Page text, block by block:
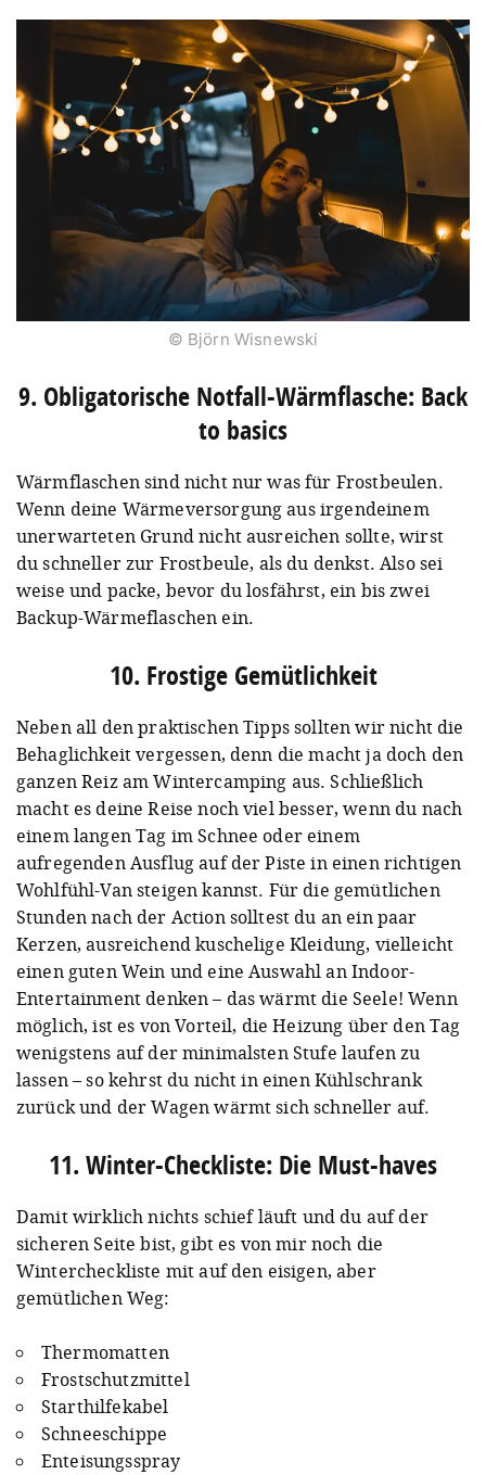
© Björn Wisnewski
9. Obligatorische Notfall-Wärmflasche: Back
to basics
Wärmflaschen sind nicht nur was für Frostbeulen.
Wenn deine Wärmeversorgung aus irgendeinem
unerwarteten Grund nicht ausreichen sollte, wirst
du schneller zur Frostbeule, als du denkst. Also sei
weise und packe, bevor du losfährst, ein bis zwei
Backup-Wärmeflaschen ein.
10. Frostige Gemütlichkeit
Neben all den praktischen Tipps sollten wir nicht die
Behaglichkeit vergessen, denn die macht ja doch den
ganzen Reiz am Wintercamping aus. Schließlich
macht es deine Reise noch viel besser, wenn du nach
einem langen Tag im Schnee oder einem
aufregenden Ausflug auf der Piste in einen richtigen
Wohlfühl-Van steigen kannst. Für die gemütlichen
Stunden nach der Action solltest du an ein paar
Kerzen, ausreichend kuschelige Kleidung, vielleicht
einen guten Wein und eine Auswahl an Indoor-
Entertainment denken – das wärmt die Seele! Wenn
möglich, ist es von Vorteil, die Heizung über den Tag
wenigstens auf der minimalsten Stufe laufen zu
lassen – so kehrst du nicht in einen Kühlschrank
zurück und der Wagen wärmt sich schneller auf.
11. Winter-Checkliste: Die Must-haves
Damit wirklich nichts schief läuft und du auf der
sicheren Seite bist, gibt es von mir noch die
Wintercheckliste mit auf den eisigen, aber
gemütlichen Weg:
Thermomatten
Frostschutzmittel
Starthilfekabel
Schneeschippe
Enteisungsspray